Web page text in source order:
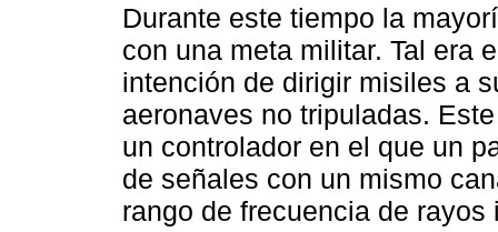
Durante este tiempo la
con una meta militar. Tal era
intención de dirigir misiles a
aeronaves no tripuladas.
un controlador en el que un
de señales con un mismo
rango de frecuencia de